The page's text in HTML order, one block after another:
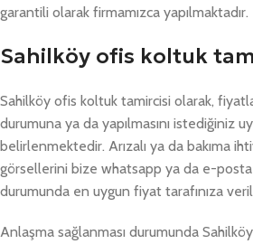
garantili olarak firmamızca yapılmaktadır.
Sahilköy ofis koltuk
Sahilköy ofis koltuk tamircisi olarak,
durumuna ya da yapılmasını istediğiniz
belirlenmektedir. Arızalı ya da bakıma
görsellerini bize whatsapp ya da e-
durumunda en uygun fiyat tarafınıza
Anlaşma sağlanması durumunda